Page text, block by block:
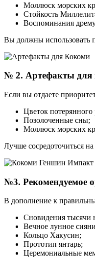
Моллюск морских
Стойкость
Воспоминания
Вы должны использовать
№ 2. Артефакты для
Если вы отдаете
Цветок потерянного
Позолоченные сны;
Моллюск морских
Лучше сосредоточиться
№3. Рекомендуемое
В дополнение к
Сновидения тысячи
Вечное лунное
Кольцо Хакусин;
Прототип янтарь;
Церемониальные